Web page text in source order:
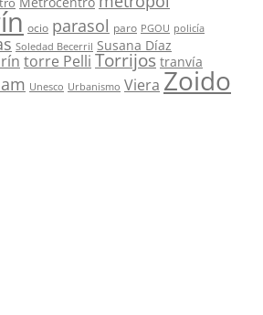
ocio parasol paro PGOU policía
Soledad Becerril Susana Díaz
torre Pelli Torrijos tranvía
Unesco Urbanismo Viera Zoido